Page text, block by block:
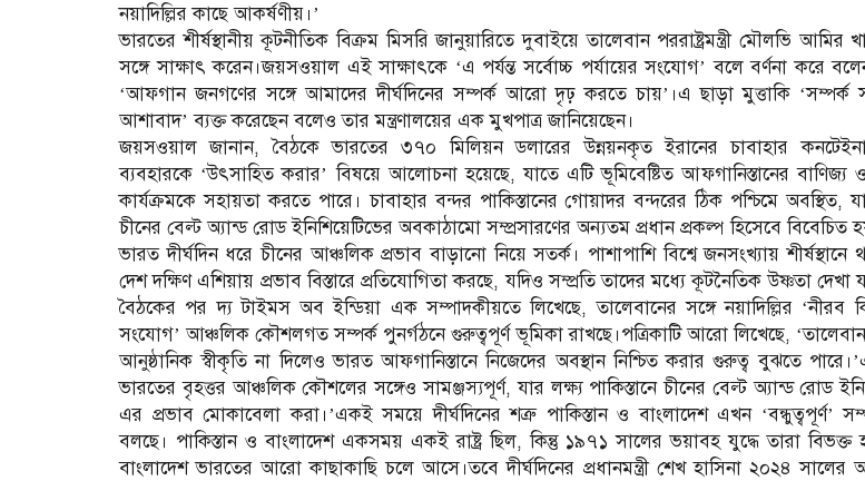
নয়াদিল্লির কাছে আকর্ষণীয়।’
ভারতের শীর্ষস্থানীয় কূটনীতিক বিক্রম মিসরি জানুয়ারিতে দুবাইয়ে তালেবান পররাষ্ট্রমন্ত্রী মৌলভি আমির
সঙ্গে সাক্ষাৎ করেন।জয়সওয়াল এই সাক্ষাৎকে ‘এ পর্যন্ত সর্বোচ্চ পর্যায়ের সংযোগ’ বলে বর্ণনা করে
‘আফগান জনগণের সঙ্গে আমাদের দীর্ঘদিনের সম্পর্ক আরো দৃঢ় করতে চায়’।এ ছাড়া মুত্তাকি ‘সম্পর্ক
আশাবাদ’ ব্যক্ত করেছেন বলেও তার মন্ত্রণালয়ের এক মুখপাত্র জানিয়েছেন।
জয়সওয়াল জানান, বৈঠকে ভারতের ৩৭০ মিলিয়ন ডলারের উন্নয়নকৃত ইরানের চাবাহার
ব্যবহারকে ‘উৎসাহিত করার’ বিষয়ে আলোচনা হয়েছে, যাতে এটি ভূমিবেষ্টিত আফগানিস্তানের বাণিজ্য
কার্যক্রমকে সহায়তা করতে পারে। চাবাহার বন্দর পাকিস্তানের গোয়াদর বন্দরের ঠিক পশ্চিমে অবস্থিত, যা
চীনের বেল্ট অ্যান্ড রোড ইনিশিয়েটিভের অবকাঠামো সম্প্রসারণের অন্যতম প্রধান প্রকল্প হিসেবে বিবেচিত
ভারত দীর্ঘদিন ধরে চীনের আঞ্চলিক প্রভাব বাড়ানো নিয়ে সতর্ক। পাশাপাশি বিশ্বে জনসংখ্যায় শীর্ষস্থানে
দেশ দক্ষিণ এশিয়ায় প্রভাব বিস্তারে প্রতিযোগিতা করছে, যদিও সম্প্রতি তাদের মধ্যে কূটনৈতিক উষ্ণতা দেখা
বৈঠকের পর দ্য টাইমস অব ইন্ডিয়া এক সম্পাদকীয়তে লিখেছে, তালেবানের সঙ্গে নয়াদিল্লির ‘নীরব
সংযোগ’ আঞ্চলিক কৌশলগত সম্পর্ক পুনর্গঠনে গুরুত্বপূর্ণ ভূমিকা রাখছে।পত্রিকাটি আরো লিখেছে,
আনুষ্ঠানিক স্বীকৃতি না দিলেও ভারত আফগানিস্তানে নিজেদের অবস্থান নিশ্চিত করার গুরুত্ব বুঝতে
ভারতের বৃহত্তর আঞ্চলিক কৌশলের সঙ্গেও সামঞ্জস্যপূর্ণ, যার লক্ষ্য পাকিস্তানে চীনের বেল্ট অ্যান্ড রোড
এর প্রভাব মোকাবেলা করা।’একই সময়ে দীর্ঘদিনের শত্রু পাকিস্তান ও বাংলাদেশ এখন ‘বন্ধুত্বপূর্ণ’
বলছে। পাকিস্তান ও বাংলাদেশ একসময় একই রাষ্ট্র ছিল, কিন্তু ১৯৭১ সালের ভয়াবহ যুদ্ধে তারা
বাংলাদেশ ভারতের আরো কাছাকাছি চলে আসে।তবে দীর্ঘদিনের প্রধানমন্ত্রী শেখ হাসিনা ২০২৪